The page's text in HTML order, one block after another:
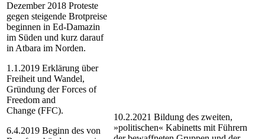
Dezember 2018 Proteste
gegen steigende Brotpreise
beginnen in Ed-Damazin
im Süden und kurz darauf
in Atbara im Norden.
1.1.2019 Erklärung über
Freiheit und Wandel,
Gründung der Forces of
Freedom and
Change (FFC).
6.4.2019 Beginn des von
10.2.2021 Bildung des zweiten,
»politischen« Kabinetts mit Führern